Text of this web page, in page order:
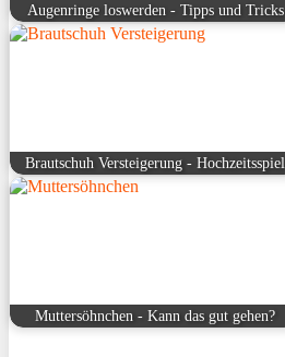
Augenringe loswerden - Tipps und Tricks
Brautschuh Versteigerung - Hochzeitsspiel
Muttersöhnchen - Kann das gut gehen?